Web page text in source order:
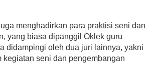
menghadirkan para praktisi seni dan
yang biasa dipanggil Oklek guru
didampingi oleh dua juri lainnya, yakni
kegiatan seni dan pengembangan